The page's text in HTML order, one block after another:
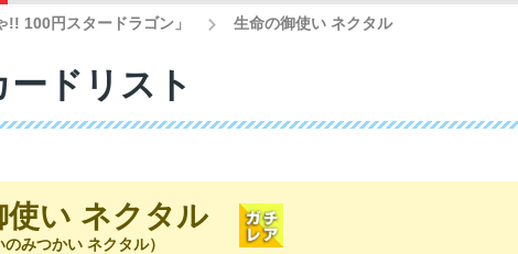
100円スタードラゴン」 生命の御使い ネクタル
ードリスト
使い ネクタル
のみつかい ネクタル）